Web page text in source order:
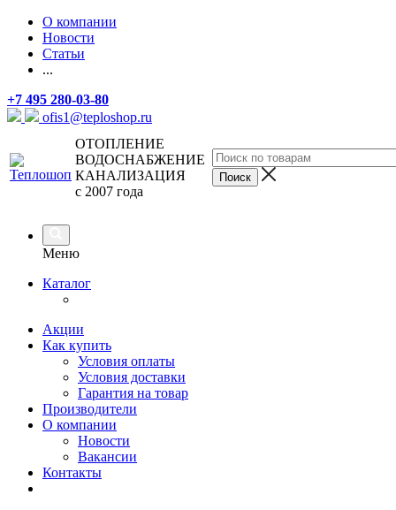
О компании
Новости
Статьи
...
+7 495 280-03-80
ofis1@teploshop.ru
ОТОПЛЕНИЕ
ВОДОСНАБЖЕНИЕ
КАНАЛИЗАЦИЯ
с 2007 года
Меню
Каталог
Акции
Как купить
Условия оплаты
Условия доставки
Гарантия на товар
Производители
О компании
Новости
Вакансии
Контакты